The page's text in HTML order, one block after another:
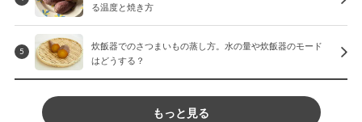
る温度と焼き方
5
炊飯器でのさつまいもの蒸し方。水の量や炊飯器のモード
はどうする？
もっと見る